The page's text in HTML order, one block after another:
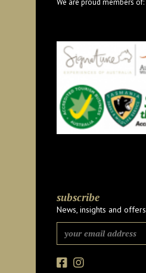
We are proud members of:
subscribe
News, insights and offers
Facebook
Instagram